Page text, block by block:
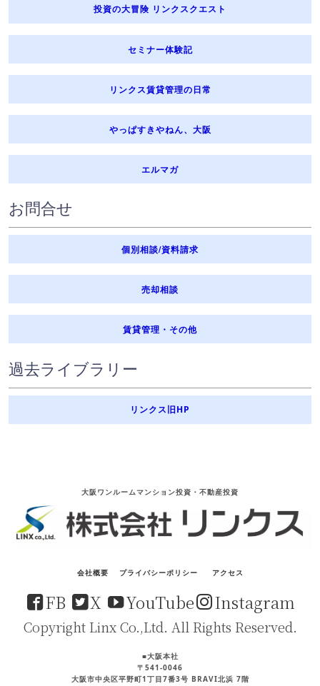
投資の大冒険 リンクスクエスト
セミナー体験記
リンクス賃貸管理の日常
やっぱすきやねん、大阪
エルマガ
お問合せ
個別相談/資料請求
売却相談
賃貸管理・その他
過去ライブラリー
リンクス旧HP
大阪ワンルームマンション投資・不動産投資
会社概要 プライバシーポリシー アクセス
FB X YouTube Instagram
Copyright Linx Co.,Ltd. All Rights Reserved.
■大阪本社
〒541-0046
大阪市中央区平野町1丁目7番3号 BRAVI北浜 7階